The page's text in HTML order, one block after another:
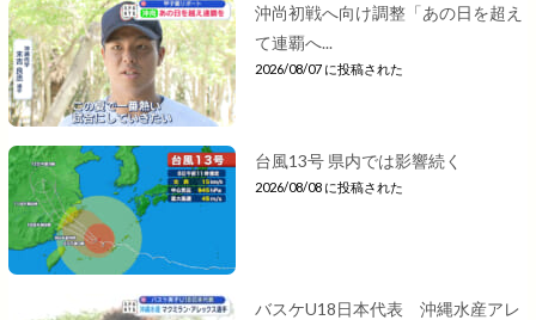
沖尚初戦へ向け調整「あの日を超え
て連覇へ...
2026/08/07 に投稿された
台風13号 県内では影響続く
2026/08/08 に投稿された
バスケU18日本代表 沖縄水産アレ